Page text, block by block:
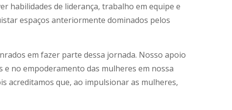
habilidades de liderança, trabalho em equipe e
espaços anteriormente dominados pelos
em fazer parte dessa jornada. Nosso apoio
no empoderamento das mulheres em nossa
acreditamos que, ao impulsionar as mulheres,